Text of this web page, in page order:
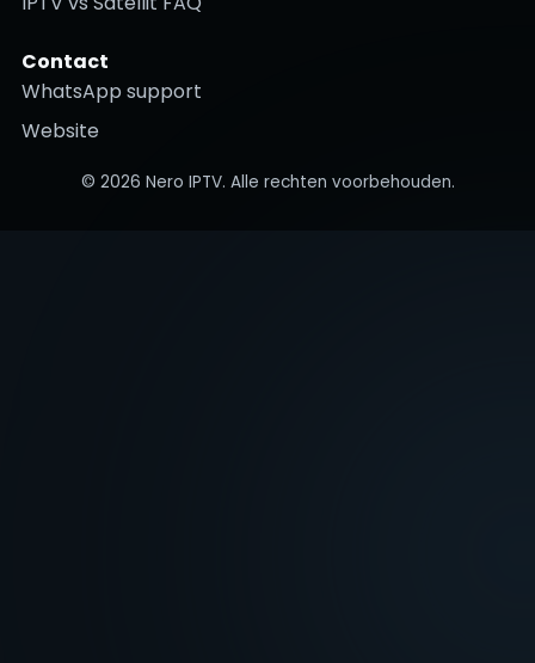
Contact
WhatsApp support
Website
© 2026 Nero IPTV. Alle rechten voorbehouden.